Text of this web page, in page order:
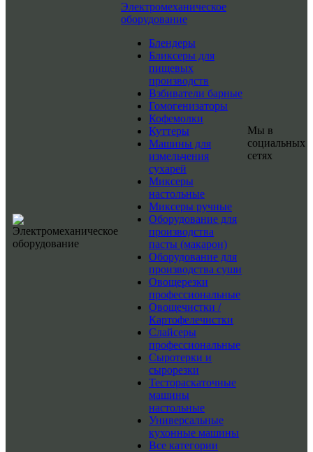
Электромеханическое
оборудование
Блендеры
Бликсеры для
пищевых
производств
Взбиватели барные
Гомогенизаторы
Кофемолки
Куттеры
Машины для
измельчения
сухарей
Миксеры
настольные
Миксеры ручные
Оборудование для
производства
пасты (макарон)
Оборудование для
производства суши
Овощерезки
профессиональные
Овощечистки /
Картофелечистки
Слайсеры
профессиональные
Сыротерки и
сырорезки
Тестораскаточные
машины
настольные
Универсальные
кухонные машины
Все категории
Мы в
социальных
сетях